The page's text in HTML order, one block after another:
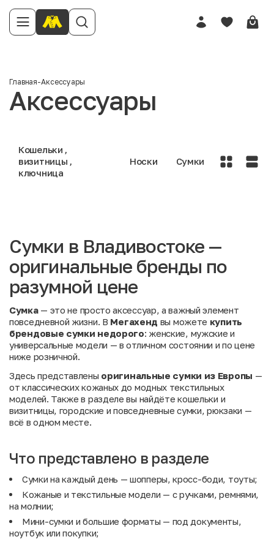
Главная-Аксессуары
Аксессуары
Кошельки ,
визитницы ,
ключница
Носки Сумки
Сумки в Владивостоке —
оригинальные бренды по
разумной цене
Сумка— это не просто аксессуар, а важный элемент
повседневной жизни. В Мегахенд вы можете купить
брендовые сумки недорого: женские, мужские и
универсальные модели — в отличном состоянии и по цене
ниже розничной.
Здесь представлены оригинальные сумки из Европы —
от классических кожаных до модных текстильных
моделей. Также в разделе вы найдётекошельки и
визитницы, городские и повседневные сумки,рюкзаки —
всё в одном месте.
Что представлено в разделе
Сумки на каждый день — шопперы, кросс-боди, тоуты;
Кожаные и текстильные модели — с ручками, ремнями,
на молнии;
Мини-сумки и большие форматы — под документы,
ноутбук или покупки;